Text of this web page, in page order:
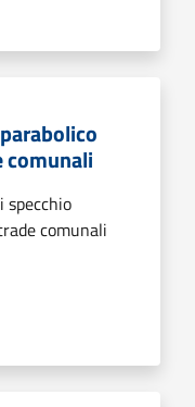
comunali
specchio
comunali